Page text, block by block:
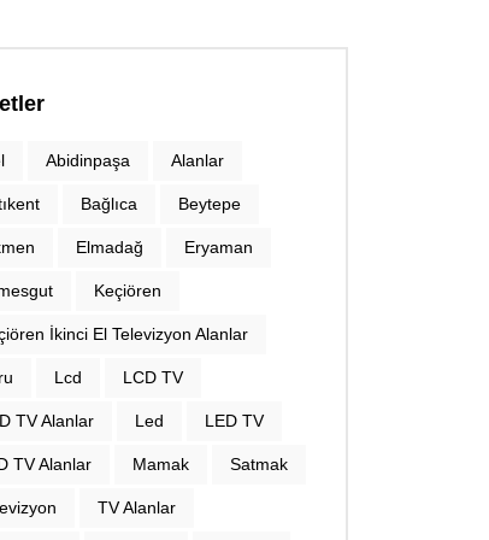
Abidinpaşa Alanlar
Bağlıca Beytepe
Elmadağ Eryaman
Keçiören
İkinci El Televizyon Alanlar
Lcd LCD TV
TV Alanlar Led LED TV
TV Alanlar Mamak Satmak
TV Alanlar